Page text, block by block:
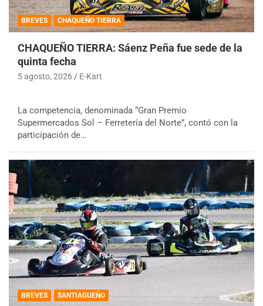
BREVES CHAQUEÑO TIERRA
CHAQUEÑO TIERRA: Sáenz Peña fue sede de la
quinta fecha
5 agosto, 2026 E-Kart
La competencia, denominada “Gran Premio
Supermercados Sol – Ferretería del Norte”, contó con la
participación de…
BREVES SANTIAGUEÑO